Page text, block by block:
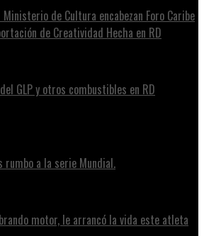
Ministerio de Cultura encabezan Foro Caribe
de Creatividad Hecha en RD
GLP y otros combustibles en RD
rumbo a la serie Mundial.
motor, le arrancó la vida este atleta